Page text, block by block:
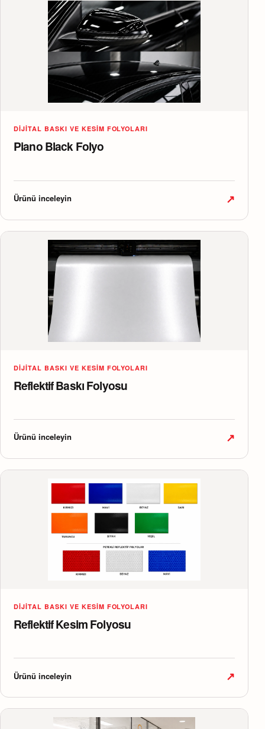
DIJITAL BASKI VE KESIM FOLYOLARI
Piano Black Folyo
Ürünü inceleyin ↗
DIJITAL BASKI VE KESIM FOLYOLARI
Reflektif Baskı Folyosu
Ürünü inceleyin ↗
DIJITAL BASKI VE KESIM FOLYOLARI
Reflektif Kesim Folyosu
Ürünü inceleyin ↗